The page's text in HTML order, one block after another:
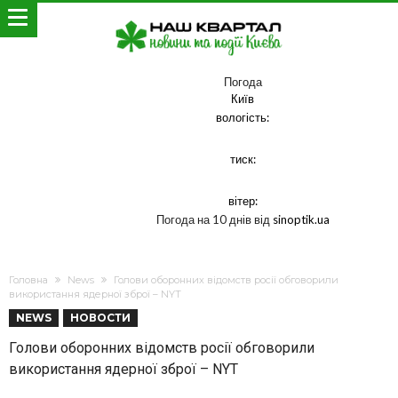
Погода
Київ
вологість:
тиск:
вітер:
Погода на 10 днів від sinoptik.ua
Головна News
Голови оборонних відомств росії обговорили
використання ядерної зброї – NYT
NEWS НОВОСТИ
Голови оборонних відомств росії обговорили
використання ядерної зброї – NYT